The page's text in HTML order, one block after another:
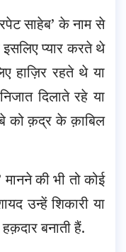
साहेब’ के नाम से
प्यार करते थे
हाज़िर रहते थे या
दिलाते रहे या
को क़द्र के क़ाबिल
की भी तो कोई
उन्हें शिकारी या
बनाती हैं.